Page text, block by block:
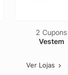
2 Cupons
Vestem
Ver Lojas